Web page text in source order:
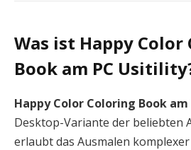
Was ist Happy
Book am PC
Happy Color Coloring Book
Desktop-Variante der beliebten
erlaubt das Ausmalen